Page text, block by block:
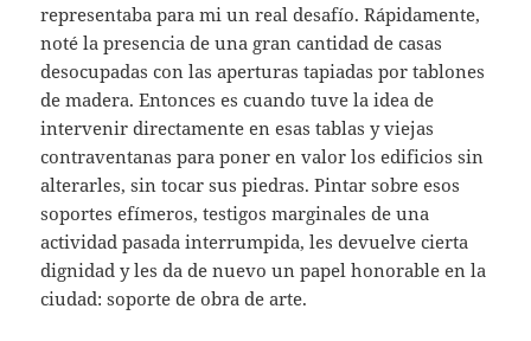
representaba para mi un real desafío. Rápidamente,
noté la presencia de una gran cantidad de casas
desocupadas con las aperturas tapiadas por tablones
de madera. Entonces es cuando tuve la idea de
intervenir directamente en esas tablas y viejas
contraventanas para poner en valor los edificios sin
alterarles, sin tocar sus piedras. Pintar sobre esos
soportes efímeros, testigos marginales de una
actividad pasada interrumpida, les devuelve cierta
dignidad y les da de nuevo un papel honorable en la
ciudad: soporte de obra de arte.